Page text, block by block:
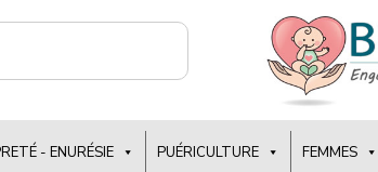
- ENURÉSIE PUÉRICULTURE FEMMES